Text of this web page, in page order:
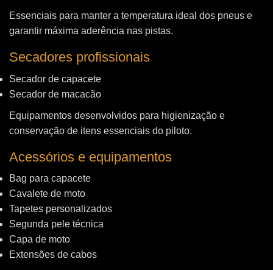
Essenciais para manter a temperatura ideal dos pneus e
garantir máxima aderência nas pistas.
Secadores profissionais
Secador de capacete
Secador de macacão
Equipamentos desenvolvidos para higienização e
conservação de itens essenciais do piloto.
Acessórios e equipamentos
Bag para capacete
Cavalete de moto
Tapetes personalizados
Segunda pele técnica
Capa de moto
Extensões de cabos